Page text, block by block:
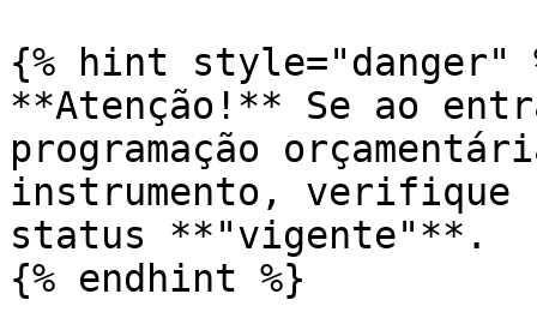
{% hint style="danger"
**Atenção!** Se ao
programação
instrumento, verifique
status **"vigente"**.
{% endhint %}